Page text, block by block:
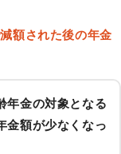
額された後の年金
年金の対象となる
金額が少なくなっ